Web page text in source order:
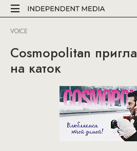
VOICE
Cosmopolitan
на каток